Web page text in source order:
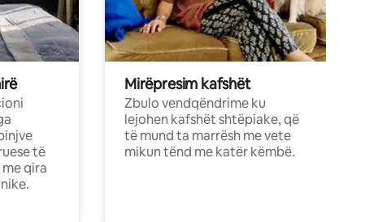
të
qira
Mirëpresim kafshët
Zbulo vendqëndrime ku
lejohen kafshët shtëpiake, që
të mund ta marrësh me vete
mikun tënd me katër këmbë.